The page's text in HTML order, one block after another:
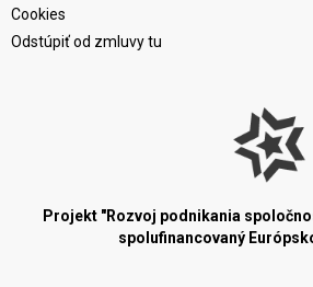
Cookies
Odstúpiť od zmluvy tu
Projekt "Rozvoj podnikania
spolufinancovaný